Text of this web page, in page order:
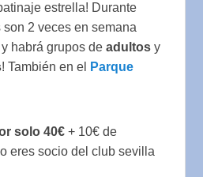
estrella! Durante
2 veces en semana
y habrá grupos deadultosy
! También en el
Parque
solo 40€ + 10€ de
eres socio del club sevilla